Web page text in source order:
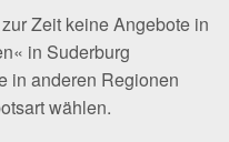
Zeit keine Angebote in
in Suderburg
in anderen Regionen
wählen.